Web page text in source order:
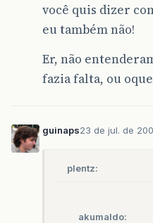
você quis dizer
eu também não!
Er, não
fazia falta, ou
guinaps23 de jul. de
plentz:
akumaldo: